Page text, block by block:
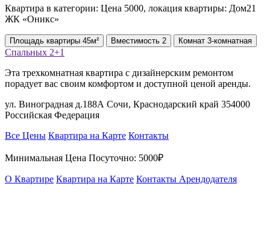
Квартира в категории: Цена 5000, локация квартиры: Дом21
ЖК «Оникс»
Площадь квартиры 45м² Вместимость 2 Комнат 3-комнатная
Спальных 2+1
Эта трехкомнатная квартира с дизайнерским ремонтом
порадует вас своим комфортом и доступной ценой аренды.
ул. Виноградная д.188А Сочи, Краснодарский край 354000
Российская Федерация
Все Цены Квартира на Карте Контакты
Минимальная Цена Посуточно: 5000₽
О Квартире Квартира на Карте Контакты Арендодателя